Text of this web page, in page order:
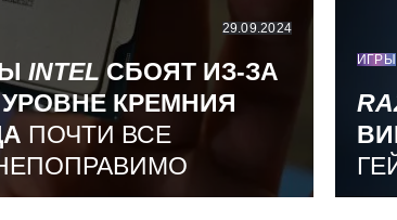
29.09.2024
INTELСБОЯТ ИЗ-ЗА
КРЕМНИЯ
ПОЧТИ ВСЕ
ИГРЫ